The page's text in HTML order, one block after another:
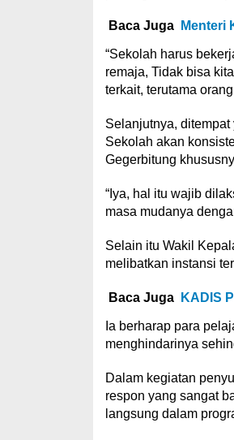
Baca Juga Menteri
“Sekolah harus
remaja, Tidak bisa
terkait, terutama
Selanjutnya,
Sekolah akan
Gegerbitung
“Iya, hal itu wajib
masa mudanya
Selain itu Wakil
melibatkan instansi
Baca Juga KADIS
Ia berharap para
menghindarinya
Dalam kegiatan
respon yang sangat
langsung dalam